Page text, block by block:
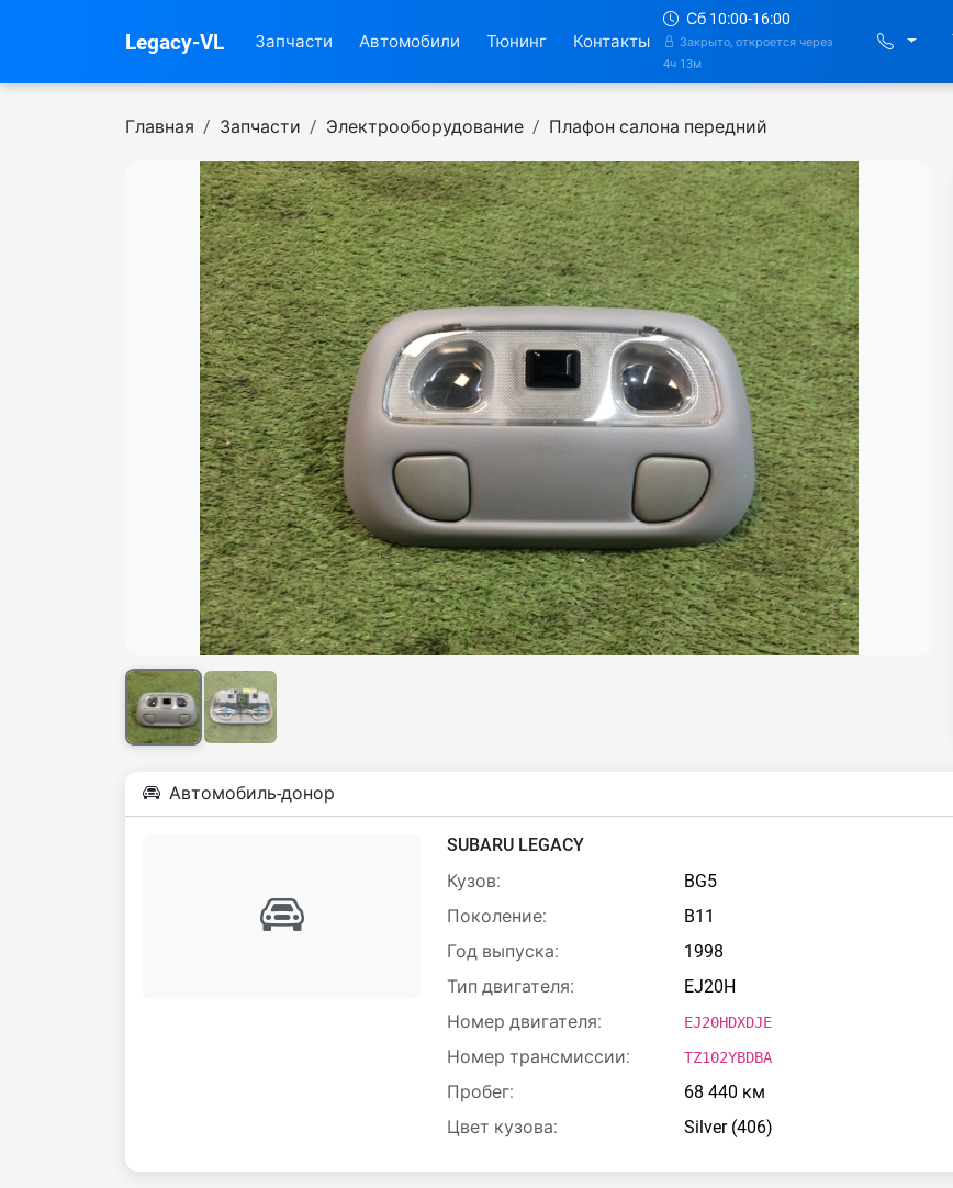
Legacy-VL Запчасти Автомобили Тюнинг Контакты
Сб 10:00-16:00
Закрыто, откроется через
4ч 13м
Главная Запчасти Электрооборудование Плафон салона передний
Автомобиль-донор
SUBARU LEGACY
Кузов:
BG5
Поколение:
B11
Год выпуска:
1998
Тип двигателя:
EJ20H
Номер двигателя:
EJ20HDXDJE
Номер трансмиссии: TZ102YBDBA
Пробег:
68 440 км
Цвет кузова:
Silver (406)